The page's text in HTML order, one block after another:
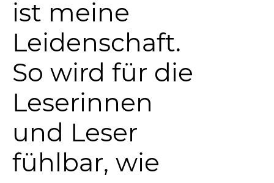
ist meine
Leidenschaft.
So wird für die
Leserinnen
und Leser
fühlbar, wie